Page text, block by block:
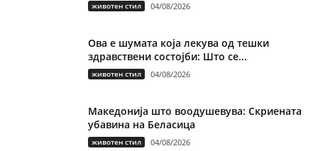
животен стил 04/08/2026
Ова е шумата која лекува од тешки
здравствени состојби: Што се...
животен стил 04/08/2026
Македонија што воодушевува: Скриената
убавина на Беласица
животен стил 04/08/2026